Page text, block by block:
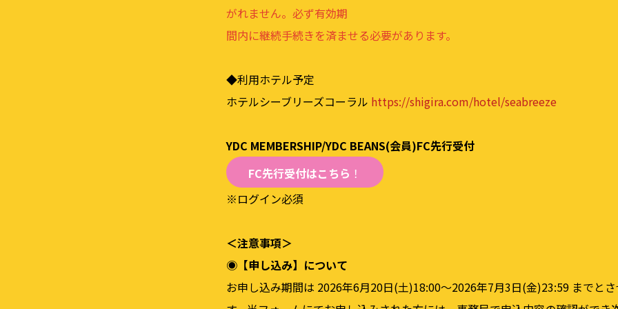
がれません。必ず有効期
間内に継続⼿続きを済ませる必要があります。
◆利⽤ホテル予定
ホテルシーブリーズコーラル https://shigira.com/hotel/seabreeze
YDC MEMBERSHIP/YDC BEANS(会員)FC先行受付
FC先行受付はこちら ！
※ログイン必須
＜注意事項＞
◉【申し込み】について
お申し込み期間は 2026年6⽉20⽇(⼟)18:00〜2026年7⽉3⽇(⾦)23:59 までと